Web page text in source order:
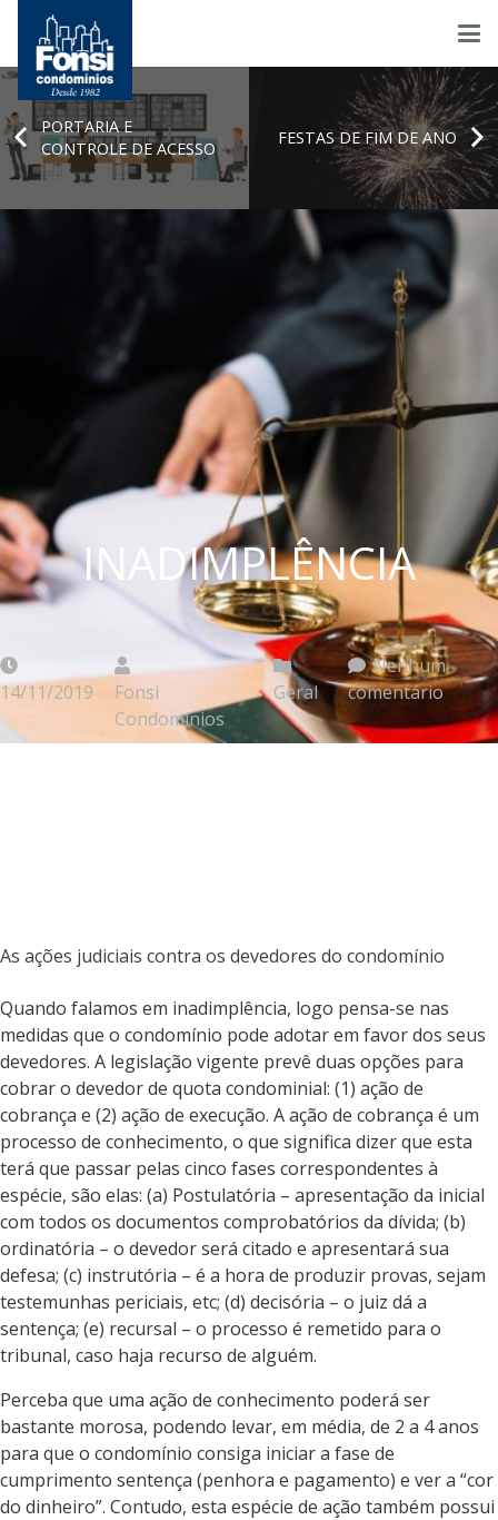
PORTARIA E
CONTROLE DE ACESSO
FESTAS DE FIM DE ANO
INADIMPLÊNCIA
14/11/2019
Fonsi
Condomínios
Geral
Nenhum
comentário
As ações judiciais contra os devedores do condomínio
Quando falamos em inadimplência, logo pensa-se nas
medidas que o condomínio pode adotar em favor dos seus
devedores. A legislação vigente prevê duas opções para
cobrar o devedor de quota condominial: (1) ação de
cobrança e (2) ação de execução. A ação de cobrança é um
processo de conhecimento, o que significa dizer que esta
terá que passar pelas cinco fases correspondentes à
espécie, são elas: (a) Postulatória – apresentação da inicial
com todos os documentos comprobatórios da dívida; (b)
ordinatória – o devedor será citado e apresentará sua
defesa; (c) instrutória – é a hora de produzir provas, sejam
testemunhas periciais, etc; (d) decisória – o juiz dá a
sentença; (e) recursal – o processo é remetido para o
tribunal, caso haja recurso de alguém.
Perceba que uma ação de conhecimento poderá ser
bastante morosa, podendo levar, em média, de 2 a 4 anos
para que o condomínio consiga iniciar a fase de
cumprimento sentença (penhora e pagamento) e ver a “cor
do dinheiro”. Contudo, esta espécie de ação também possui